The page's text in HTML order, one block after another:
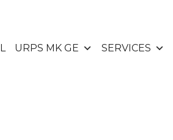
URPS MK GE SERVICES